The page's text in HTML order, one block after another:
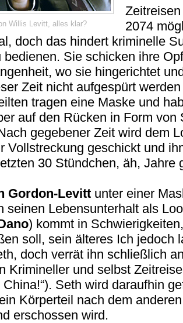
Willis Levitt, alles klar?
2074
doch das hindert kriminelle
bedienen. Sie schicken ihre
wo sie hingerichtet
Zeit nicht aufgespürt
tragen eine Maske und
auf den Rücken in Form von
gegebener Zeit wird dem
Vollstreckung geschickt und
30 Stündchen, äh, Jahre
Gordon-Levitt unter einer
seinen Lebensunterhalt als
) kommt in
soll, sein älteres Ich jedoch
doch verrät ihn schließlich
Krimineller und selbst
Seth wird daraufhin
Körperteil nach dem
erschossen wird.